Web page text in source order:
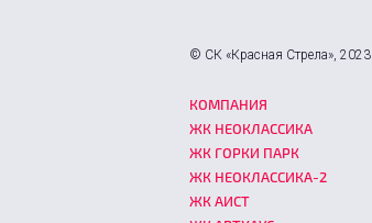
© СК «Красная Стрела», 2023
КОМПАНИЯ
ЖК НЕОКЛАССИКА
ЖК ГОРКИ ПАРК
ЖК НЕОКЛАССИКА-2
ЖК АИСТ